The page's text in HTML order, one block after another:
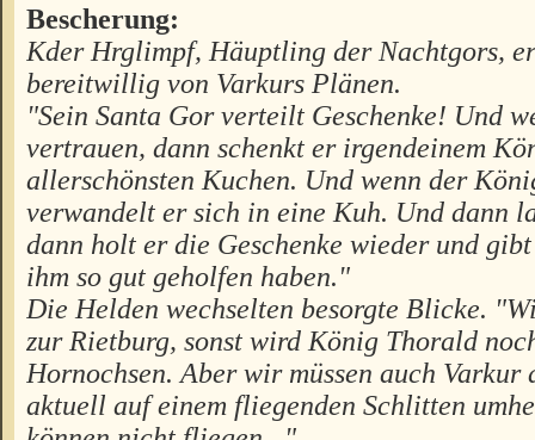
Bescherung:
Kder Hrglimpf, Häuptling der Nachtgors,
bereitwillig von Varkurs Plänen.
"Sein Santa Gor verteilt Geschenke! Und
vertrauen, dann schenkt er irgendeinem
allerschönsten Kuchen. Und wenn der
verwandelt er sich in eine Kuh. Und dann
dann holt er die Geschenke wieder und
ihm so gut geholfen haben."
Die Helden wechselten besorgte Blicke.
zur Rietburg, sonst wird König Thorald
Hornochsen. Aber wir müssen auch Varkur
aktuell auf einem fliegenden Schlitten